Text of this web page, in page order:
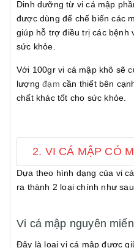
Dinh dưỡng từ vi cá mập
được dùng để chế biến các
giúp hỗ trợ điều trị các bệnh
sức khỏe.
Với 100gr vi cá mập khô sẽ
lượngđạm cần thiết bên
chất khác tốt cho sức khỏe.
2. VI CÁ MẬP CÓ
Dựa theo hình dạng của vi
ra thành 2 loại chính như
Vi cá mập nguyên
Đây là loại vi cá mập được